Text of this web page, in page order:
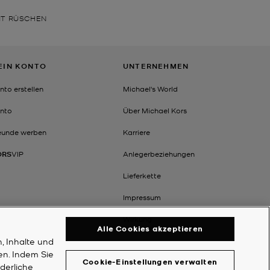
RÜSCHEN
KONTO
erstellen
werben
VIP
UNTERNEHMEN
Michael's World
Über Michael Kors
Karriere
Anlegerbeziehungen
Lieferkette
Impressum
Wirkung
Inhalte und
Indem Sie
Cookie-Einstellungen verwalten
Alle Cookies akzeptieren